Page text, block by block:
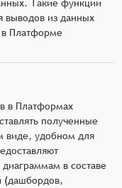
Такие функции
выводов из данных
в Платформе
в Платформах
полученные
виде, удобном для
в составе
(дашбордов,